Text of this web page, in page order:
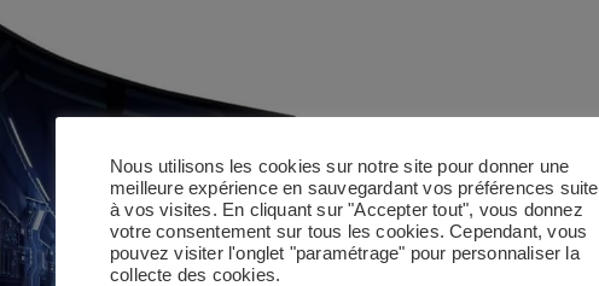
Nous utilisons les cookies sur notre site pour donner une
meilleure expérience en sauvegardant vos préférences suite
à vos visites. En cliquant sur "Accepter tout", vous donnez
votre consentement sur tous les cookies. Cependant, vous
pouvez visiter l'onglet "paramétrage" pour personnaliser la
collecte des cookies.